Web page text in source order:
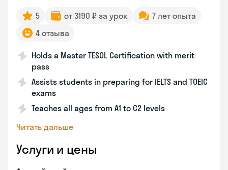
5 от 3190 ₽ за урок
7 лет опыта
4 отзыва
Holds a Master TESOL Certification with merit
pass
Assists students in preparing for IELTS and TOEIC
exams
Teaches all ages from A1 to C2 levels
Читать дальше
Услуги и цены